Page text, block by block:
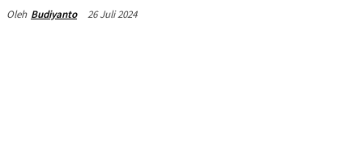
Oleh Budiyanto 26 Juli 2024